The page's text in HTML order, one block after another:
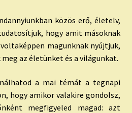
közös erő, életelv,
hogy amit másoknak
magunknak nyújtjuk,
az életünket és a világunkat.
a mai témát a tegnapi
hogy amikor valakire gondolsz,
megfigyeled magad: azt